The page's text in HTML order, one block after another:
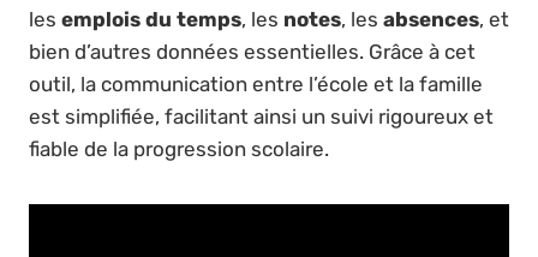
les emplois du temps, les notes, les absences, et
bien d’autres données essentielles. Grâce à cet
outil, la communication entre l’école et la famille
est simplifiée, facilitant ainsi un suivi rigoureux et
fiable de la progression scolaire.